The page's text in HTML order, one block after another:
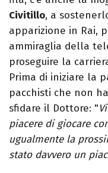
Civitillo, a
apparizione in Rai,
ammiraglia della
proseguire la
Prima di iniziare la
pacchisti che non
sfidare il Dottore: "
piacere di giocare
ugualmente la
stato davvero un